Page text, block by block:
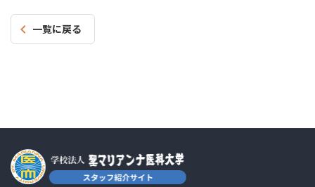
一覧に戻る